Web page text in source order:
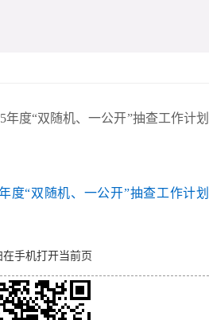
年度“双随机、一公开”抽查工作计划
度“双随机、一公开”抽查工作计划
在手机打开当前页